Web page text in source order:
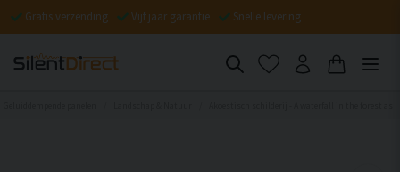
Gratis verzending Vijf jaar garantie Snelle levering